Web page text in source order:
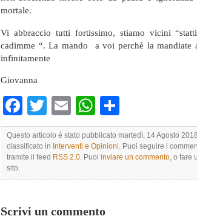
mortale.
Vi abbraccio tutti fortissimo, stiamo vicini
cadimme “. La mando a voi perché la mandiate
infinitamente
Giovanna
Facebook
TwitterEmailWhatsApp
Questo articolo è stato pubblicato martedì, 14 Agosto
classificato in Interventi e Opinioni. Puoi seguire i
tramite il feed RSS 2.0. Puoi inviare un commento, o fare
sito.
Scrivi un commento